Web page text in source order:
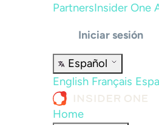
PartnersInsider One
Iniciar sesión
Español
English Français
Home